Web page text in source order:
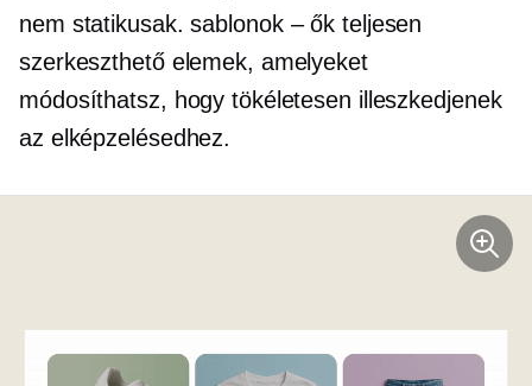
nem statikusak.sablonok – ők teljesen
szerkeszthető elemek, amelyeket
módosíthatsz, hogy tökéletesen illeszkedjenek
az elképzelésedhez.